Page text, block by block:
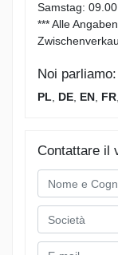
Samstag:
*** Alle
Noi parliamo:
PL, DE, EN, FR,
Contattare il